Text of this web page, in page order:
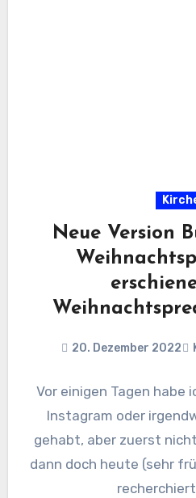
Neue Version
20. Dezember 2022
Vor einigen Tagen habe
Instagram oder
gehabt, aber zuerst
dann doch heute (sehr